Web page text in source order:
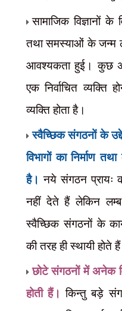
सामाजिक
तथा समस्याओं के जन्म
आवश्यकता हुई। कुछ
एक निर्वाचित व्यक्ति
व्यक्ति होता है।
स्वैच्छिक संगठनों के
विभागों का निर्माण
है।नये संगठन प्रायः
नहीं देते हैं लेकिन
स्वैच्छिक संगठनों के
की तरह ही स्थायी होते
छोटे संगठनों में अनेक
होती हैं।किन्तु बड़े